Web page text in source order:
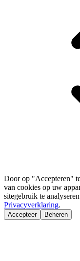
Door op "Accepteren"
van cookies op uw
sitegebruik te
Privacyverklaring.
Accepteer Beheren